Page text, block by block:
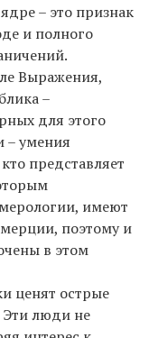
– это признак
и полного
Выражения,
–
для этого
– умения
представляет
имеют
поэтому и
в этом
ценят острые
люди не